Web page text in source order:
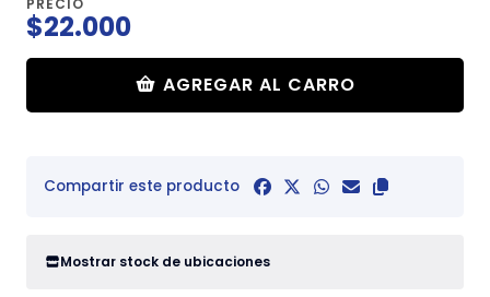
PRECIO
$22.000
AGREGAR AL CARRO
Compartir este producto
Mostrar stock de ubicaciones